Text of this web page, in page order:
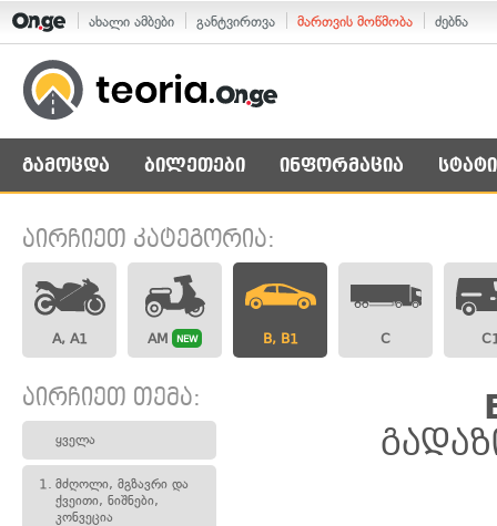
ახალი ამბები განტვირთვა მართვის მოწმობა ძებნა
გამოცდა ბილეთები ინფორმაცია
აირჩიეთ კატეგორია:
A, A1 AM NEW B, B1 C
აირჩიეთ თემა:
ყველა
1. მძღოლი, მგზავრი და
ქვეითი, ნიშნები,
კონვეცია